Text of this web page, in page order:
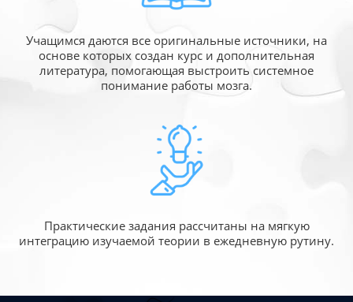
Учащимся даются все оригинальные источники, на
основе которых создан курс и дополнительная
литература, помогающая выстроить системное
понимание работы мозга.
Практические задания рассчитаны на мягкую
интеграцию изучаемой теории в ежедневную рутину.